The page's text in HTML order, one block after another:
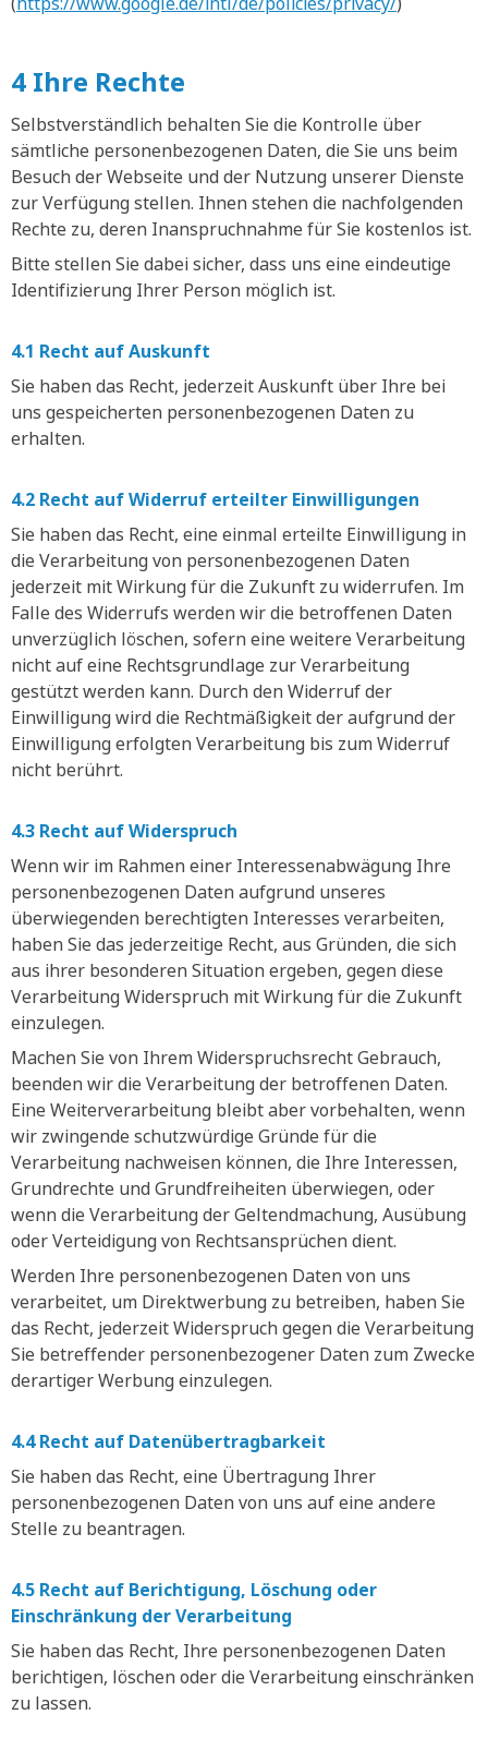
4 Ihre Rechte
Selbstverständlich behalten Sie die Kontrolle über
sämtliche personenbezogenen Daten, die Sie uns beim
Besuch der Webseite und der Nutzung unserer Dienste
zur Verfügung stellen. Ihnen stehen die nachfolgenden
Rechte zu, deren Inanspruchnahme für Sie kostenlos ist.
Bitte stellen Sie dabei sicher, dass uns eine eindeutige
Identifizierung Ihrer Person möglich ist.
4.1 Recht auf Auskunft
Sie haben das Recht, jederzeit Auskunft über Ihre bei
uns gespeicherten personenbezogenen Daten zu
erhalten.
4.2 Recht auf Widerruf erteilter Einwilligungen
Sie haben das Recht, eine einmal erteilte Einwilligung in
die Verarbeitung von personenbezogenen Daten
jederzeit mit Wirkung für die Zukunft zu widerrufen. Im
Falle des Widerrufs werden wir die betroffenen Daten
unverzüglich löschen, sofern eine weitere Verarbeitung
nicht auf eine Rechtsgrundlage zur Verarbeitung
gestützt werden kann. Durch den Widerruf der
Einwilligung wird die Rechtmäßigkeit der aufgrund der
Einwilligung erfolgten Verarbeitung bis zum Widerruf
nicht berührt.
4.3 Recht auf Widerspruch
Wenn wir im Rahmen einer Interessenabwägung Ihre
personenbezogenen Daten aufgrund unseres
überwiegenden berechtigten Interesses verarbeiten,
haben Sie das jederzeitige Recht, aus Gründen, die sich
aus ihrer besonderen Situation ergeben, gegen diese
Verarbeitung Widerspruch mit Wirkung für die Zukunft
einzulegen.
Machen Sie von Ihrem Widerspruchsrecht Gebrauch,
beenden wir die Verarbeitung der betroffenen Daten.
Eine Weiterverarbeitung bleibt aber vorbehalten, wenn
wir zwingende schutzwürdige Gründe für die
Verarbeitung nachweisen können, die Ihre Interessen,
Grundrechte und Grundfreiheiten überwiegen, oder
wenn die Verarbeitung der Geltendmachung, Ausübung
oder Verteidigung von Rechtsansprüchen dient.
Werden Ihre personenbezogenen Daten von uns
verarbeitet, um Direktwerbung zu betreiben, haben Sie
das Recht, jederzeit Widerspruch gegen die Verarbeitung
Sie betreffender personenbezogener Daten zum Zwecke
derartiger Werbung einzulegen.
4.4 Recht auf Datenübertragbarkeit
Sie haben das Recht, eine Übertragung Ihrer
personenbezogenen Daten von uns auf eine andere
Stelle zu beantragen.
4.5 Recht auf Berichtigung, Löschung oder
Einschränkung der Verarbeitung
Sie haben das Recht, Ihre personenbezogenen Daten
berichtigen, löschen oder die Verarbeitung einschränken
zu lassen.